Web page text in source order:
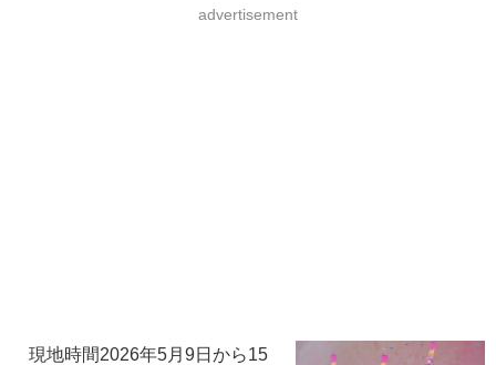
advertisement
現地時間2026年5月9日から15